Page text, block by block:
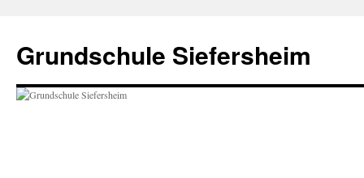
springen
Grundschule Siefersheim